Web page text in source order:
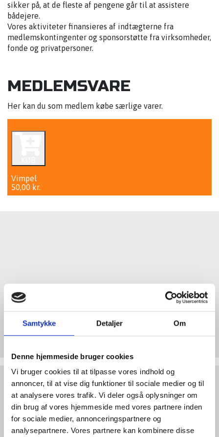
Samtykke Detaljer Om
Denne hjemmeside bruger cookies
Vi bruger cookies til at tilpasse vores indhold og
annoncer, til at vise dig funktioner til sociale medier og til
at analysere vores trafik. Vi deler også oplysninger om
din brug af vores hjemmeside med vores partnere inden
for sociale medier, annonceringspartnere og
analysepartnere. Vores partnere kan kombinere disse
sikker på, at de fleste af pengene går til at assistere
bådejere.
Vores aktiviteter finansieres af indtægterne fra
medlemskontingenter og sponsorstøtte fra virksomheder,
fonde og privatpersoner.
MEDLEMSVARE
Her kan du som medlem købe særlige varer.
Vimpel
50,00 kr.